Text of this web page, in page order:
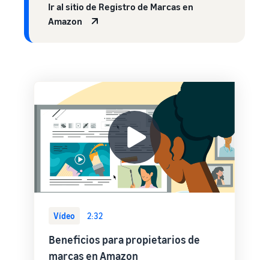
Ir al sitio de Registro de Marcas en
Amazon
Vídeo 2:32
Beneficios para propietarios de
marcas en Amazon